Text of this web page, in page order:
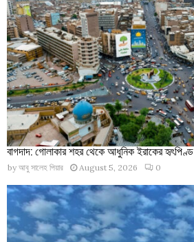
বাগদাদ: গোলাকার শহর থেকে আধুনিক ইরাকের হৃৎপিণ্ড
by আবু সালেহ পিয়ার August 5, 2026 0